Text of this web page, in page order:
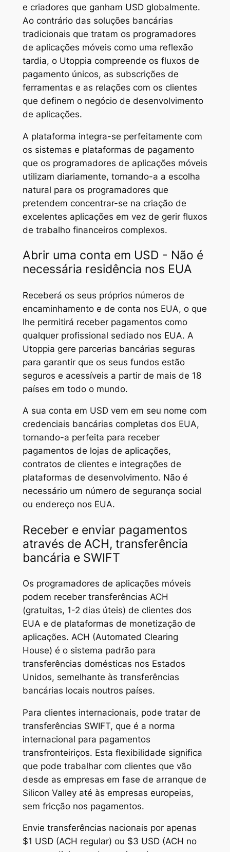
e criadores que ganham USD globalmente.
Ao contrário das soluções bancárias
tradicionais que tratam os programadores
de aplicações móveis como uma reflexão
tardia, o Utoppia compreende os fluxos de
pagamento únicos, as subscrições de
ferramentas e as relações com os clientes
que definem o negócio de desenvolvimento
de aplicações.
A plataforma integra-se perfeitamente com
os sistemas e plataformas de pagamento
que os programadores de aplicações móveis
utilizam diariamente, tornando-a a escolha
natural para os programadores que
pretendem concentrar-se na criação de
excelentes aplicações em vez de gerir fluxos
de trabalho financeiros complexos.
Abrir uma conta em USD - Não é
necessária residência nos EUA
Receberá os seus próprios números de
encaminhamento e de conta nos EUA, o que
lhe permitirá receber pagamentos como
qualquer profissional sediado nos EUA. A
Utoppia gere parcerias bancárias seguras
para garantir que os seus fundos estão
seguros e acessíveis a partir de mais de 18
países em todo o mundo.
A sua conta em USD vem em seu nome com
credenciais bancárias completas dos EUA,
tornando-a perfeita para receber
pagamentos de lojas de aplicações,
contratos de clientes e integrações de
plataformas de desenvolvimento. Não é
necessário um número de segurança social
ou endereço nos EUA.
Receber e enviar pagamentos
através de ACH, transferência
bancária e SWIFT
Os programadores de aplicações móveis
podem receber transferências ACH
(gratuitas, 1-2 dias úteis) de clientes dos
EUA e de plataformas de monetização de
aplicações. ACH (Automated Clearing
House) é o sistema padrão para
transferências domésticas nos Estados
Unidos, semelhante às transferências
bancárias locais noutros países.
Para clientes internacionais, pode tratar de
transferências SWIFT, que é a norma
internacional para pagamentos
transfronteiriços. Esta flexibilidade significa
que pode trabalhar com clientes que vão
desde as empresas em fase de arranque de
Silicon Valley até às empresas europeias,
sem fricção nos pagamentos.
Envie transferências nacionais por apenas
$1 USD (ACH regular) ou $3 USD (ACH no